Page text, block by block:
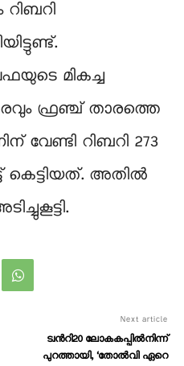
റിബറി
മികച്ച
ഫ്രഞ്ച് താരത്തെ
വേണ്ടി റിബറി 273
കെട്ടിയത്. അതിൽ
Next article
ട്വന്‍റി20 ലോകകപ്പിൽനിന്ന്
പുറത്തായി, ‘തോൽവി ഏറെ